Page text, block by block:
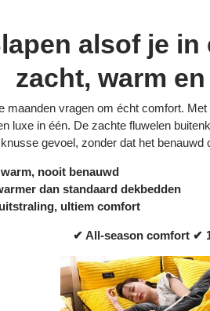
alsof je in
zacht, warm
maanden vragen om écht comfort.
luxe in één. De zachte fluwelen
gevoel, zonder dat het benauwd
nooit benauwd
dan standaard dekbedden
ultiem comfort
✔ All-season comfort ✔